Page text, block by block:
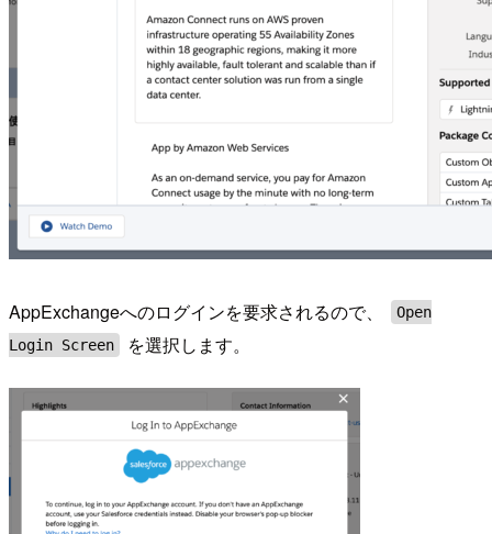
AppExchangeへのログインを要求されるので、
Open
Login Screen
を選択します。